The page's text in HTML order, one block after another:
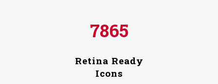
7865
Retina Ready
Icons